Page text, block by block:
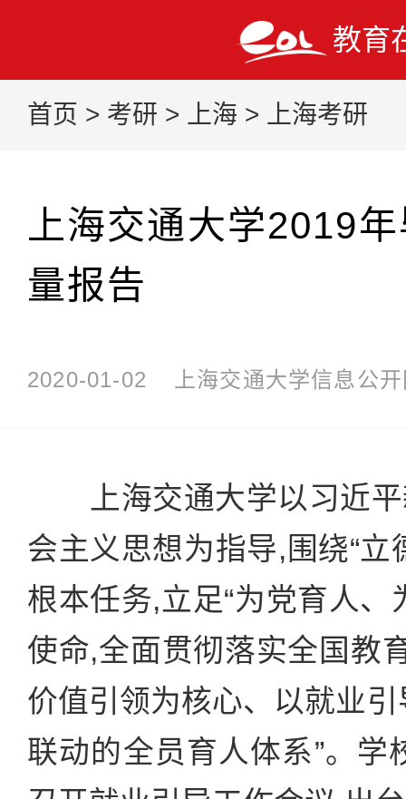
教育
首页 > 考研 > 上海 > 上海考研
上海交通大学2019
量报告
2020-01-02 上海交通大学信息公
上海交通大学以习近平
会主义思想为指导,围绕“立
根本任务,立足“为党育人、
使命,全面贯彻落实全国教
价值引领为核心、以就业
联动的全员育人体系”。学